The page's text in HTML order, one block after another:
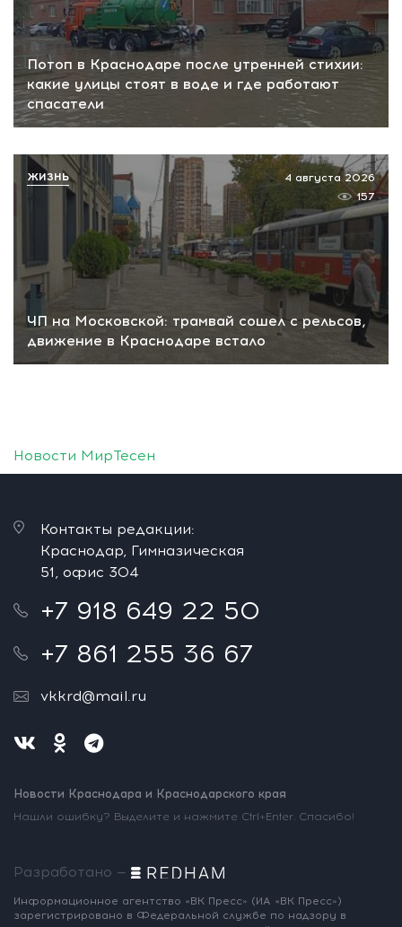
Потоп в Краснодаре после утренней стихии:
какие улицы стоят в воде и где работают
спасатели
ЧП на Московской: трамвай сошел с рельсов,
движение в Краснодаре встало
4 августа 2026
157
ЖИЗНЬ
Новости МирТесен
Контакты редакции:
Краснодар, Гимназическая
51, офис 304
+7 918 649 22 50
+7 861 255 36 67
vkkrd@mail.ru
Новости Краснодара и Краснодарского края
Нашли ошибку? Выделите и нажмите Ctrl+Enter. Спасибо!
Разработано —
Информационное агентство «ВК Пресс» (ИА «ВК Пресс»)
зарегистрировано в Федеральной службе по надзору в